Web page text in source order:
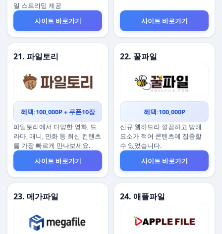
일 스트리밍 제공
사이트 바로가기
사이트 바로가기
21. 파일토리
혜택:100,000P + 쿠폰10장
파일토리에서 다양한 영화, 드
라마, 애니, 만화 등 최신 컨텐츠
를 가장 빠르게 만나보세요.
사이트 바로가기
22. 꿀파일
혜택:100,000P
신규 웹하드라 깔끔하고 방해
요소가 적어 콘텐츠에 집중할
수 있었습니다.
사이트 바로가기
23. 메가파일 24. 애플파일